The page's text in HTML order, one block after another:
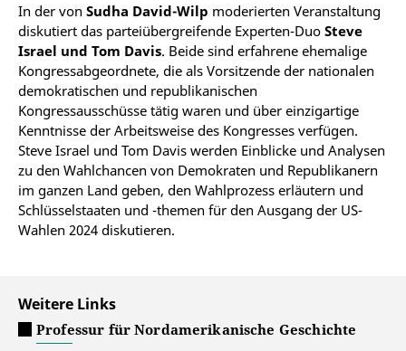
In der von Sudha David-Wilp moderierten Veranstaltung
diskutiert das parteiübergreifende Experten-Duo Steve
Israel und Tom Davis. Beide sind erfahrene ehemalige
Kongressabgeordnete, die als Vorsitzende der nationalen
demokratischen und republikanischen
Kongressausschüsse tätig waren und über einzigartige
Kenntnisse der Arbeitsweise des Kongresses verfügen.
Steve Israel und Tom Davis werden Einblicke und Analysen
zu den Wahlchancen von Demokraten und Republikanern
im ganzen Land geben, den Wahlprozess erläutern und
Schlüsselstaaten und -themen für den Ausgang der US-
Wahlen 2024 diskutieren.
Weitere Links
Professur für Nordamerikanische Geschichte